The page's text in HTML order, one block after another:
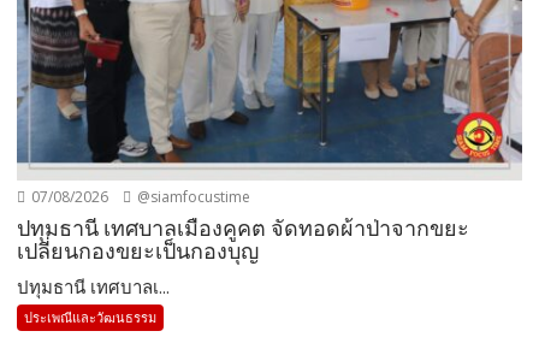
07/08/2026 @siamfocustime
ปทุมธานี เทศบาลเมืองคูคต จัดทอดผ้าป่าจากขยะ
เปลี่ยนกองขยะเป็นกองบุญ
ปทุมธานี เทศบาลเ...
ประเพณีและวัฒนธรรม